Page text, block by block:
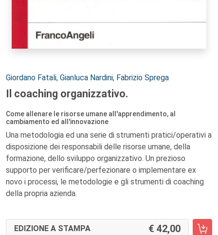
Autori:
Giordano Fatali, Gianluca Nardini, Fabrizio Sprega
Il coaching organizzativo.
Come allenare le risorse umane all'apprendimento, al
cambiamento ed all'innovazione
Una metodologia ed una serie di strumenti pratici/operativi a
disposizione dei responsabili delle risorse umane, della
formazione, dello sviluppo organizzativo. Un prezioso
supporto per verificare/perfezionare o implementare ex
novo i processi, le metodologie e gli strumenti di coaching
della propria azienda.
EDIZIONE A STAMPA 42,00